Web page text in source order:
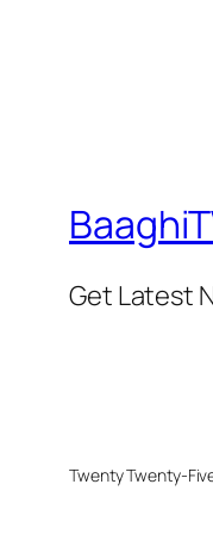
Get Latest
Twenty Twenty-